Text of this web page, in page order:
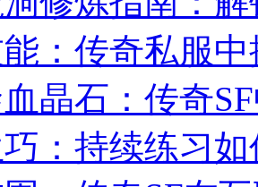
：传奇私服
晶石：传奇
：持续练习